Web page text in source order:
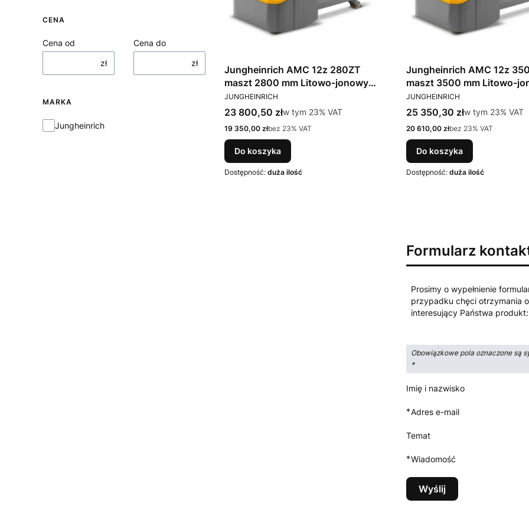
CENA
Cena od
zł
Cena do
zł
MARKA
Marka
Jungheinrich
Jungheinrich AMC 12z 280ZT
maszt 2800 mm Litowo-jonowy
udźwig 1200kg wstępne unoszenie
wideł
PRODUCENT
JUNGHEINRICH
Cena brutto
23 800,50 złw tym %s VAT
w tym 23% VAT
Cena netto
19 350,00 złbez 23% VAT
Do koszyka
Dostępność: duża ilość
Jungheinrich AMC 12z
maszt 3500 mm Litowo-jonowy
udźwig 1200kg wstępne
wideł
PRODUCENT
JUNGHEINRICH
Cena brutto
25 350,30 złw tym %s VAT
w tym 23% VAT
Cena netto
20 610,00 złbez 23% VAT
Do koszyka
Dostępność: duża ilość
Formularz
Prosimy o wypełnienie
przypadku chęci otrzymania
interesujący Państwa produkt:
Obowiązkowe pola oznaczone są
*
Imię i nazwisko
*Adres e-mail
Temat
*Wiadomość
Wyślij